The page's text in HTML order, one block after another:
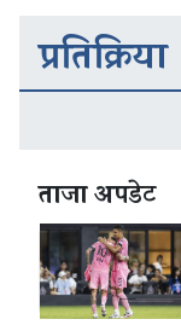
प्रतिक्रिया
ताजा अपडेट